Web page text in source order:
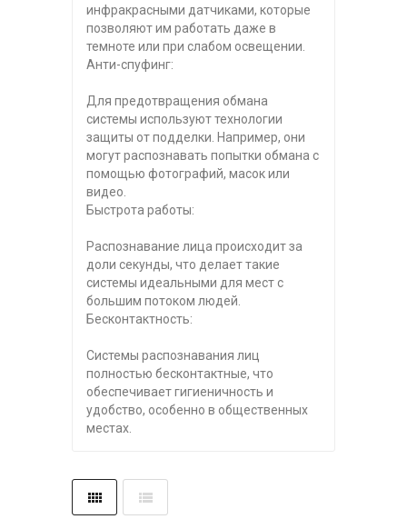
инфракрасными датчиками, которые
позволяют им работать даже в
темноте или при слабом освещении.
Анти-спуфинг:
Для предотвращения обмана
системы используют технологии
защиты от подделки. Например, они
могут распознавать попытки обмана с
помощью фотографий, масок или
видео.
Быстрота работы:
Распознавание лица происходит за
доли секунды, что делает такие
системы идеальными для мест с
большим потоком людей.
Бесконтактность:
Системы распознавания лиц
полностью бесконтактные, что
обеспечивает гигиеничность и
удобство, особенно в общественных
местах.